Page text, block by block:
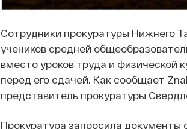
Сотрудники прокуратуры Нижнего
учеников средней
вместо уроков труда и физической
перед его сдачей. Как сообщает
представитель прокуратуры
Прокуратура запросила документы